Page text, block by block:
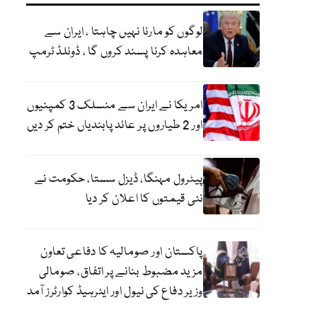
لوگوں کو مارنا نہیں چاہتا ، ایران سے
معاہدہ کرنا پسند کروں گا ، ڈونلڈ ٹرمپ
امریکا نے ایران سے منسلک 3 کمپنیوں
اور 2 طیاروں پر عائد پابندیاں ختم کر دیں
پیٹرول مہنگا، ڈیزل سستا، حکومت نے
نئی قیمتوں کا اعلان کر دیا
پاکستان اور صومالیہ کا دفاعی تعاون
مزید مضبوط بنانے پر اتفاق، صومالی
وزیر دفاع کی نیول اور ایئرہیڈ کوارٹرز آمد